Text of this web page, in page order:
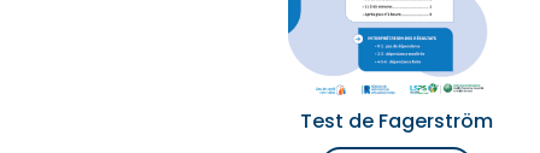
Test de Fagerström